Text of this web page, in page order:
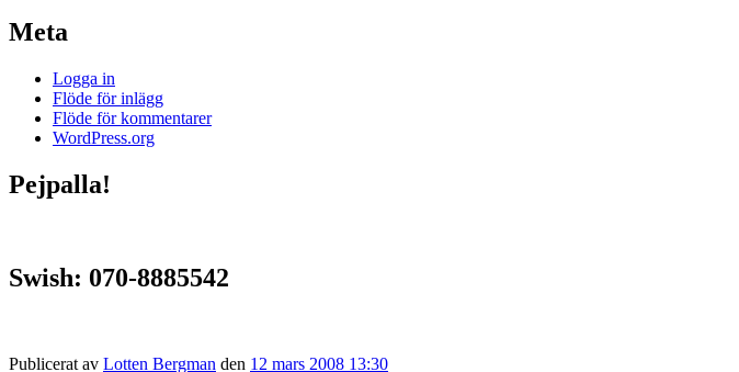
Meta
Logga in
Flöde för inlägg
Flöde för kommentarer
WordPress.org
Pejpalla!
Swish: 070-8885542
Publicerat av Lotten Bergman den 12 mars 2008 13:30